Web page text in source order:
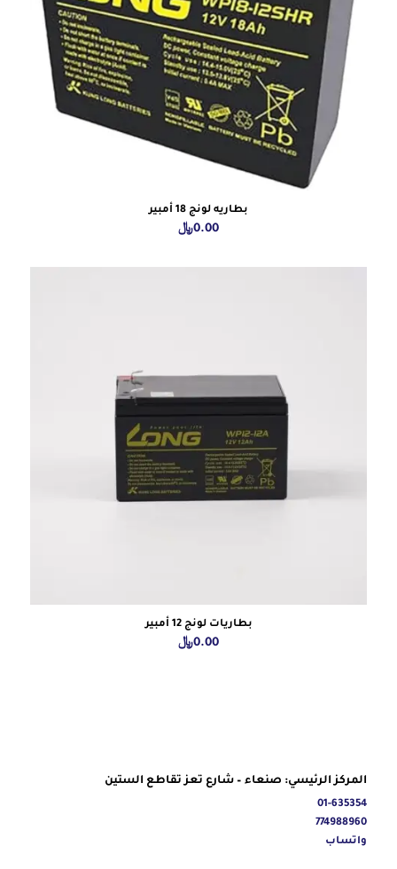
بطاريه لونج 18 أمبير
0.00﷼
بطاريات لونج 12 أمبير
0.00﷼
المركز الرئيسي: صنعاء – شارع تعز تقاطع الستين
01-635354
774988960
واتساب